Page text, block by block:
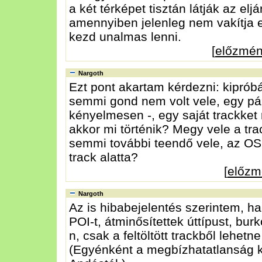
a két térképet tisztán látják az
amennyiben jelenleg nem vakítja
kezd unalmas lenni.
[
Nargoth
Ezt pont akartam kérdezni:
semmi gond nem volt vele, egy
kényelmesen -, egy saját
akkor mi történik? Megy vele a
semmi további teendő vele, az
track alatta?
[
Nargoth
Az is hibabejelentés szerintem,
POI-t, átminősítettek úttípust,
n, csak a feltöltött trackből
(Egyénként a megbízhatatlanság